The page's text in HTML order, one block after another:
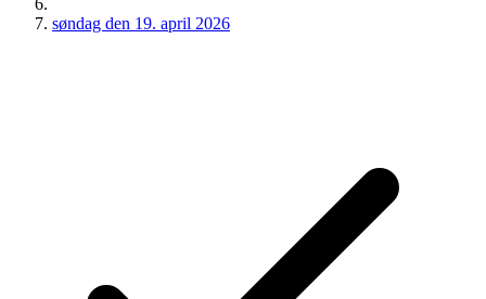
søndag den 19. april 2026